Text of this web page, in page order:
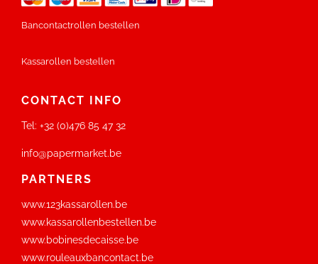
Bancontactrollen bestellen
Kassarollen bestellen
CONTACT INFO
Tel: +32 (0)476 85 47 32
info@papermarket.be
PARTNERS
www.123kassarollen.be
www.kassarollenbestellen.be
www.bobinesdecaisse.be
www.rouleauxbancontact.be